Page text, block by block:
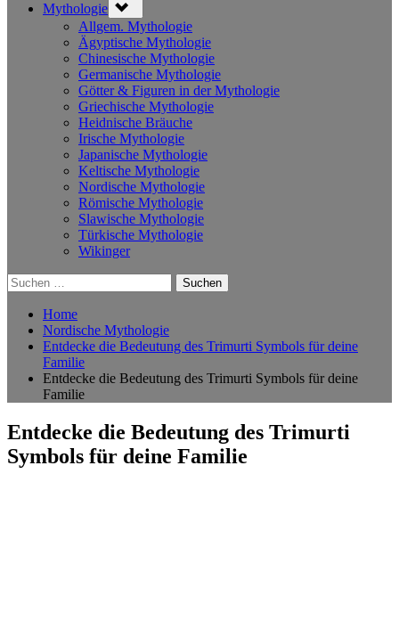
Mythologie sub-
menu
Allgem. Mythologie
Ägyptische Mythologie
Chinesische Mythologie
Germanische Mythologie
Götter & Figuren in der Mythologie
Griechische Mythologie
Heidnische Bräuche
Irische Mythologie
Japanische Mythologie
Keltische Mythologie
Nordische Mythologie
Römische Mythologie
Slawische Mythologie
Türkische Mythologie
Wikinger
Suchen
nach:
Home
Nordische Mythologie
Entdecke die Bedeutung des Trimurti Symbols für deine
Familie
Entdecke die Bedeutung des Trimurti Symbols für deine
Familie
Entdecke die Bedeutung des Trimurti
Symbols für deine Familie